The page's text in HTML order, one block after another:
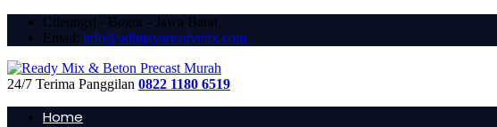
Cileungsi - Bogor - Jawa Barat
Email: info@adhijayareadymix.com
24/7 Terima Panggilan 0822 1180 6519
Home